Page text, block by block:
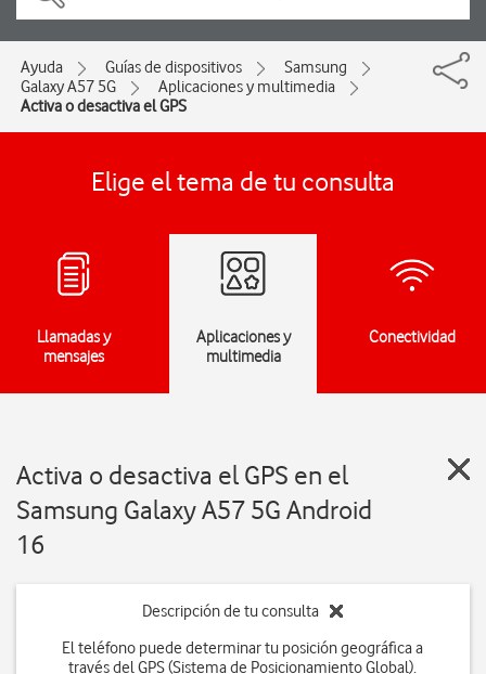
Ayuda Guías de dispositivos
Samsung
Galaxy A57 5G
Aplicaciones y multimedia
Activa o desactiva el GPS
Elige el tema de tu consulta
Llamadas y
mensajes
Aplicaciones y
multimedia
Conectividad
Activa o desactiva el GPS en el
Samsung Galaxy A57 5G Android
16
Descripción de tu consulta
El teléfono puede determinar tu posición geográfica a
través del GPS (Sistema de Posicionamiento Global).